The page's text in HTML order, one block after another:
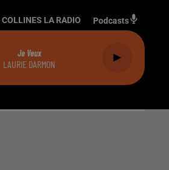
COLLINES LA RADIO Podcasts
Je Veux
LAURIE DARMON